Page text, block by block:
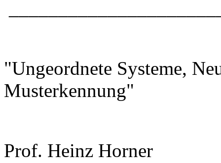
"Ungeordnete Systeme,
Musterkennung"
Prof. Heinz Horner